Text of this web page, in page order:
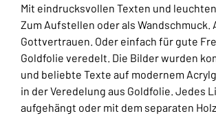
Mit eindrucksvollen Texten und
Zum Aufstellen oder als Wandschmuck.
Gottvertrauen. Oder einfach für gute
Goldfolie veredelt. Die Bilder wurden
und beliebte Texte auf modernem
in der Veredelung aus Goldfolie. Jedes
aufgehängt oder mit dem separaten